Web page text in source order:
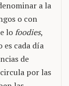
a la
o con
lofoodies,
cada día
de
por las